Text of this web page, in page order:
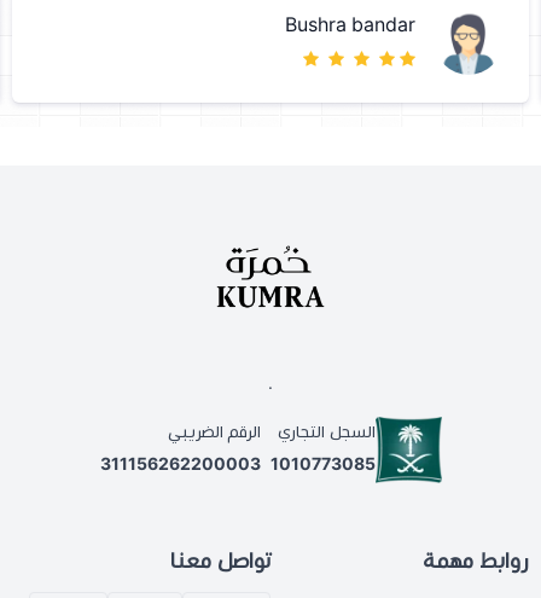
Bushra bandar
السجل التجاري
1010773085
الرقم الضريبي
311156262200003
روابط مهمة تواصل معنا